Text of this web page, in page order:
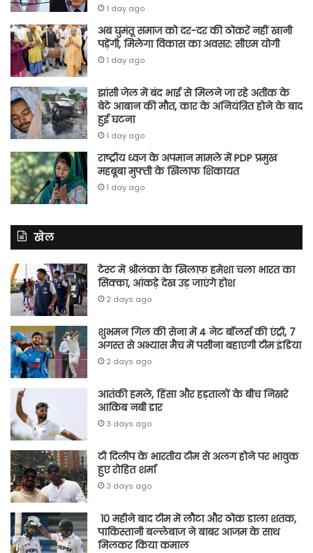
1 day ago
अब घुमंतू समाज को दर-दर की ठोकरें नहीं खानी
पड़ेंगी, मिलेगा विकास का अवसर: सीएम योगी
1 day ago
झांसी जेल में बंद भाई से मिलने जा रहे अतीक के
बेटे आबान की मौत, कार के अनियंत्रित होने के बाद
हुई घटना
1 day ago
राष्ट्रीय ध्वज के अपमान मामले में PDP प्रमुख
महबूबा मुफ्ती के खिलाफ शिकायत
1 day ago
खेल
टेस्ट में श्रीलंका के खिलाफ हमेशा चला भारत का
सिक्का, आंकड़े देख उड़ जाएंगे होश
2 days ago
शुभमन गिल की सेना में 4 नेट बॉलर्स की एंट्री, 7
अगस्त से अभ्यास मैच में पसीना बहाएगी टीम इंडिया
2 days ago
आतंकी हमले, हिंसा और हड़तालों के बीच निखरे
आकिब नबी डार
3 days ago
टी दिलीप के भारतीय टीम से अलग होने पर भावुक
हुए रोहित शर्मा
3 days ago
10 महीने बाद टीम में लौटा और ठोक डाला शतक,
पाकिस्तानी बल्लेबाज ने बाबर आजम के साथ
मिलकर किया कमाल